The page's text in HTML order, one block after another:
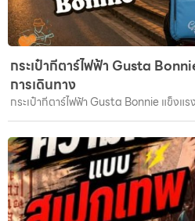
กระเป๋ากีตาร์ไฟฟ้า Gusta
การเดินทาง
กระเป๋ากีตาร์ไฟฟ้า Gusta Bonnie แข็งแร